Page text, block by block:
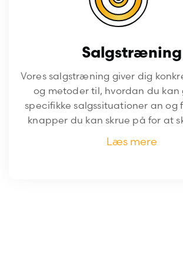
Salgstræning
Vores salgstræning giver dig
og metoder til, hvordan du kan
specifikke salgssituationer an og
knapper du kan skrue på for at
Læs mere